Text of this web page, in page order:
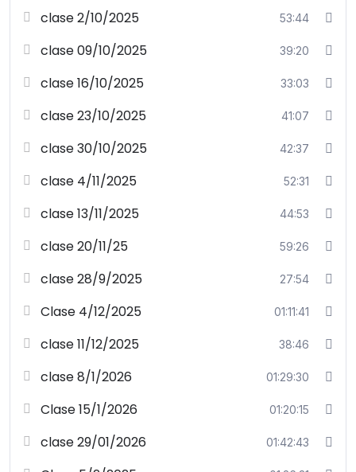
clase 2/10/2025 53:44
clase 09/10/2025 39:20
clase 16/10/2025 33:03
clase 23/10/2025 41:07
clase 30/10/2025 42:37
clase 4/11/2025 52:31
clase 13/11/2025 44:53
clase 20/11/25 59:26
clase 28/9/2025 27:54
Clase 4/12/2025 01:11:41
clase 11/12/2025 38:46
clase 8/1/2026 01:29:30
Clase 15/1/2026 01:20:15
clase 29/01/2026 01:42:43